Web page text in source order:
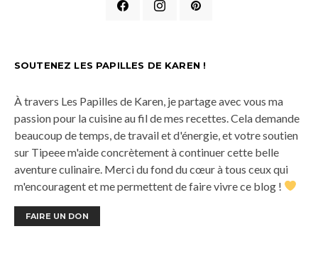
SOUTENEZ LES PAPILLES DE KAREN !
À travers Les Papilles de Karen, je partage avec vous ma
passion pour la cuisine au fil de mes recettes. Cela demande
beaucoup de temps, de travail et d'énergie, et votre soutien
sur Tipeee m'aide concrètement à continuer cette belle
aventure culinaire. Merci du fond du cœur à tous ceux qui
m'encouragent et me permettent de faire vivre ce blog !
FAIRE UN DON